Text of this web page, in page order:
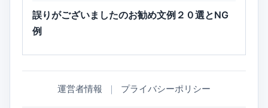
誤りがございましたのお勧め文例２０選とNG
例
運営者情報 ｜ プライバシーポリシー